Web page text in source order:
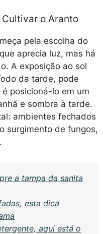
o Aranto
pela escolha do
aprecia luz, mas há
A exposição ao sol
da tarde, pode
posicioná-lo em um
e sombra à tarde.
ambientes fechados
surgimento de fungos,
a tampa da sanita
esta dica
aqui está o